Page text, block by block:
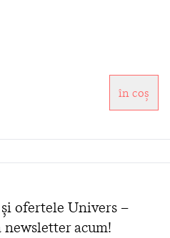
în coș
ofertele Univers –
acum!